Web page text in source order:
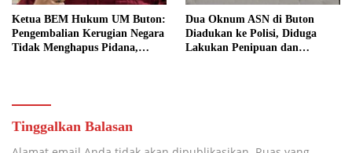
Ketua BEM Hukum UM Buton:
Pengembalian Kerugian Negara
Tidak Menghapus Pidana,
Dua Oknum ASN di Buton
Diadukan ke Polisi, Diduga
Lakukan Penipuan dan
Tinggalkan Balasan